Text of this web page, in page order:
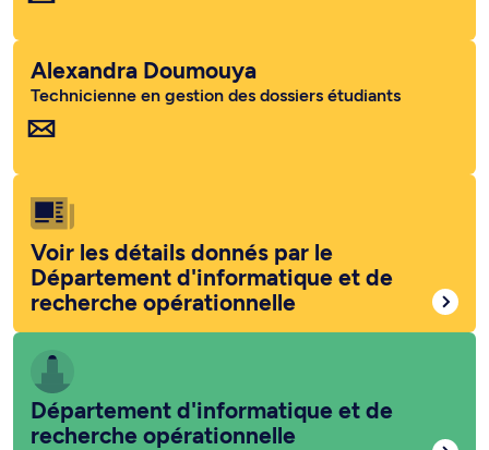
Alexandra Doumouya
Technicienne en gestion des dossiers étudiants
Voir les détails donnés par le
Département d'informatique et de
recherche opérationnelle
Département d'informatique et de
recherche opérationnelle